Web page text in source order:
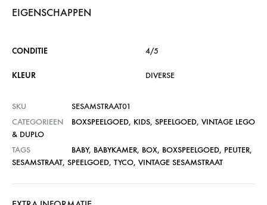
EIGENSCHAPPEN
CONDITIE 4/5
KLEUR DIVERSE
SKU
SESAMSTRAAT01
CATEGORIEEN
BOXSPEELGOED, KIDS, SPEELGOED, VINTAGE LEGO
& DUPLO
TAGS
BABY, BABYKAMER, BOX, BOXSPEELGOED, PEUTER,
SESAMSTRAAT, SPEELGOED, TYCO, VINTAGE SESAMSTRAAT